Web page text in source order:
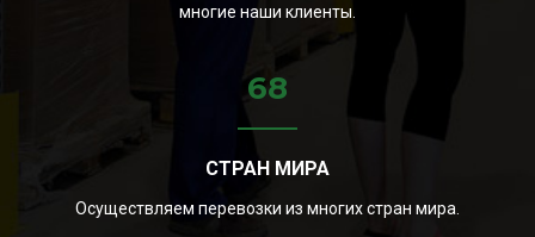
многие наши клиенты.
68
СТРАН МИРА
Осуществляем перевозки из многих стран мира.